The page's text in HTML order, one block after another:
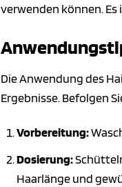
verwenden können.
Die Anwendung des
Ergebnisse. Befolgen
Vorbereitung:
Dosierung:
Haarlänge und